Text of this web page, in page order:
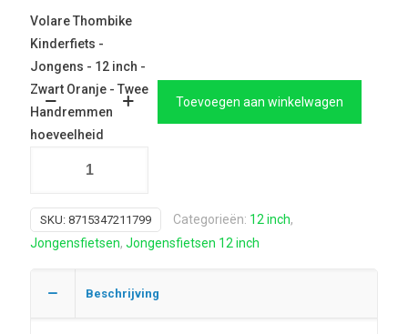
was:
€139,95.
Volare Thombike
Kinderfiets -
Jongens - 12 inch -
Zwart Oranje - Twee
Handremmen
hoeveelheid
Toevoegen aan winkelwagen
SKU: 8715347211799 Categorieën: 12 inch,
Jongensfietsen, Jongensfietsen 12 inch
Beschrijving